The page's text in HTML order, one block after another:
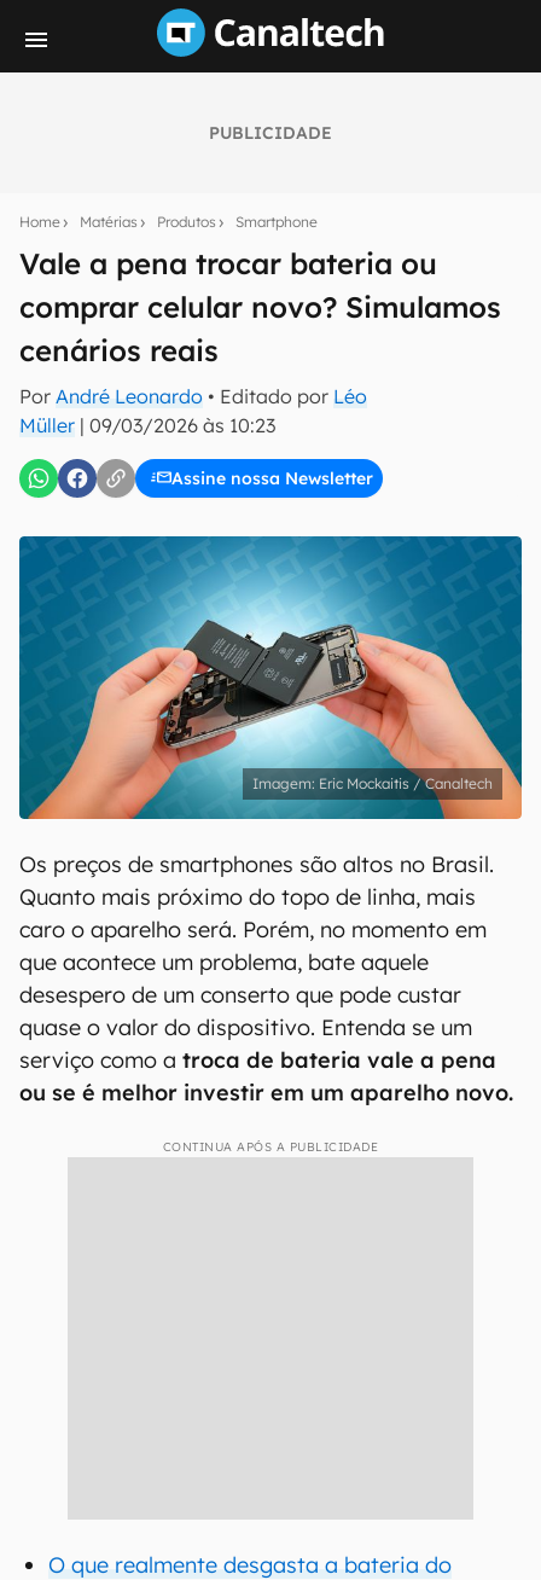
PUBLICIDADE
Home Matérias Produtos Smartphone
Vale a pena trocar bateria ou
comprar celular novo? Simulamos
cenários reais
Por André Leonardo • Editado por Léo
Müller | 09/03/2026 às 10:23
Assine nossa Newsletter
notícias e reviews sobre tecnologia em primeira
mão.
E-mail
inscreva-se
Confirmo que li, aceito e concordo com os Termos de
Uso e Política de Privacidade do Canaltech.
Eric Mockaitis / Canaltech
Os preços de smartphones são altos no Brasil.
Quanto mais próximo do topo de linha, mais
caro o aparelho será. Porém, no momento em
que acontece um problema, bate aquele
desespero de um conserto que pode custar
quase o valor do dispositivo. Entenda se um
serviço como a troca de bateria vale a pena
ou se é melhor investir em um aparelho novo.
CONTINUA APÓS A PUBLICIDADE
O que realmente desgasta a bateria do